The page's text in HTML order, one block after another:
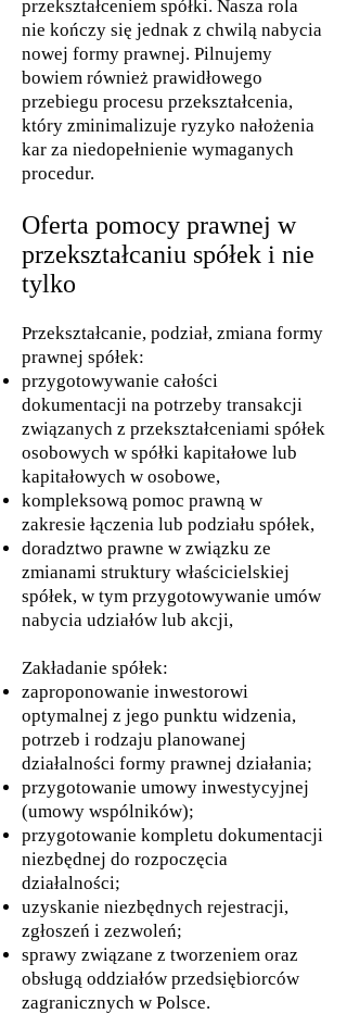
przekształceniem spółki. Nasza rola
nie kończy się jednak z chwilą nabycia
nowej formy prawnej. Pilnujemy
bowiem również prawidłowego
przebiegu procesu przekształcenia,
który zminimalizuje ryzyko nałożenia
kar za niedopełnienie wymaganych
procedur.
Oferta pomocy prawnej w
przekształcaniu spółek i nie
tylko
Przekształcanie, podział, zmiana formy
prawnej spółek:
przygotowywanie całości
dokumentacji na potrzeby transakcji
związanych z przekształceniami spółek
osobowych w spółki kapitałowe lub
kapitałowych w osobowe,
kompleksową pomoc prawną w
zakresie łączenia lub podziału spółek,
doradztwo prawne w związku ze
zmianami struktury właścicielskiej
spółek, w tym przygotowywanie umów
nabycia udziałów lub akcji,
Zakładanie spółek:
zaproponowanie inwestorowi
optymalnej z jego punktu widzenia,
potrzeb i rodzaju planowanej
działalności formy prawnej działania;
przygotowanie umowy inwestycyjnej
(umowy wspólników);
przygotowanie kompletu dokumentacji
niezbędnej do rozpoczęcia
działalności;
uzyskanie niezbędnych rejestracji,
zgłoszeń i zezwoleń;
sprawy związane z tworzeniem oraz
obsługą oddziałów przedsiębiorców
zagranicznych w Polsce.